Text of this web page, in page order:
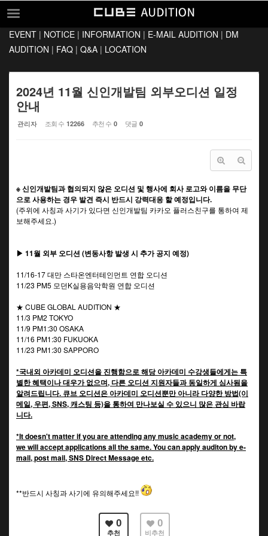
EVENT
INFORMATION
E-MAIL AUDITION
DM AUDITION
LOCATION
EVENT | NOTICE | INFORMATION | E-MAIL AUDITION | DM
AUDITION | FAQ | Q&A | LOCATION
2024년 11월 신인개발팀 외부오디션 일정
안내
관리자 조회 수 12266 추천 수 0 댓글 0
※ 신인개발팀과 협의되지 않은 오디션 및 행사에 회사 로고와 이름을 무단
으로 사용하는 경우 발견 즉시 반드시 강력대응 할 예정입니다.
(주위에 사칭과 사기가 있다면 신인개발팀 카카오 플러스친구를 통하여 제
보해주세요.)
▶ 11월 외부 오디션 (변동사항 발생 시 추가 공지 예정)
11/16-17 대만 스타온엔터테인먼트 연합 오디션
11/23 PM5 모던K실용음악학원 연합 오디션
★ CUBE GLOBAL AUDITION ★
11/3 PM2 TOKYO
11/9 PM1:30 OSAKA
11/16 PM1:30 FUKUOKA
11/23 PM1:30 SAPPORO
*국내외 아카데미 오디션을 진행함으로 해당 아카데미 수강생들에게는 특
별한 혜택이나 대우가 없으며, 다른 오디션 지원자들과 동일하게 심사됨을
알려드립니다. 큐브 오디션은 아카데미 오디션뿐만 아니라 다양한 방법(이
메일, 우편, SNS, 캐스팅 등)을 통하여 만나보실 수 있으니 많은 관심 바랍
니다.
*It doesn't matter if you are attending any music academy or not,
we will accept applications all the same. You can apply auditon by e-
mail, post mail, SNS Direct Message etc.
**반드시 사칭과 사기에 유의해주세요!!
0
추천
0
비추천